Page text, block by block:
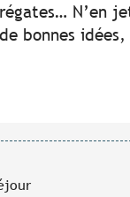
N’en
idées,